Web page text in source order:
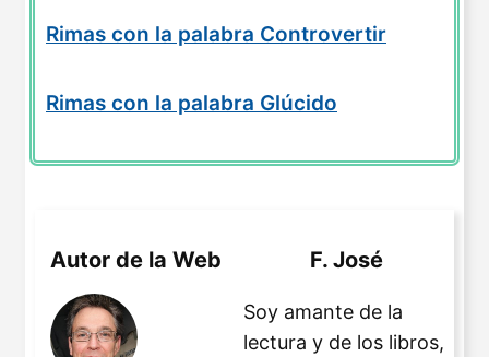
Rimas con la palabra Controvertir
Rimas con la palabra Glúcido
Autor de la Web F. José
Soy amante de la
lectura y de los libros,